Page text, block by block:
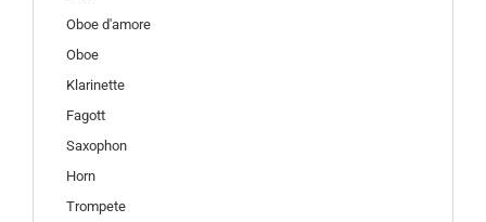
Oboe d'amore
Oboe
Klarinette
Fagott
Saxophon
Horn
Trompete